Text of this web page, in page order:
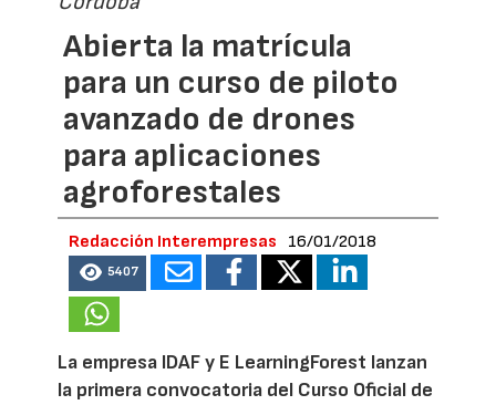
Abierta la matrícula
para un curso de piloto
avanzado de drones
para aplicaciones
agroforestales
Redacción Interempresas 16/01/2018
5407
La empresa IDAF y E LearningForest lanzan
la primera convocatoria del Curso Oficial de